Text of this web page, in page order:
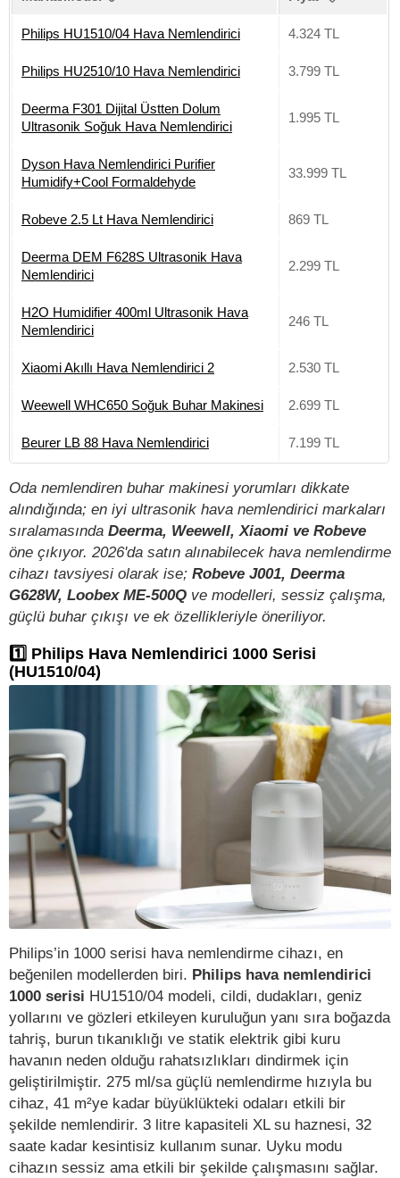
Philips HU1510/04 Hava Nemlendirici 4.324 TL
Philips HU2510/10 Hava Nemlendirici 3.799 TL
Deerma F301 Dijital Üstten Dolum
Ultrasonik Soğuk Hava Nemlendirici
1.995 TL
Dyson Hava Nemlendirici Purifier
Humidify+Cool Formaldehyde
33.999 TL
Robeve 2.5 Lt Hava Nemlendirici 869 TL
Deerma DEM F628S Ultrasonik Hava
Nemlendirici
2.299 TL
H2O Humidifier 400ml Ultrasonik Hava
Nemlendirici
246 TL
Xiaomi Akıllı Hava Nemlendirici 2 2.530 TL
Weewell WHC650 Soğuk Buhar Makinesi 2.699 TL
Beurer LB 88 Hava Nemlendirici 7.199 TL
Oda nemlendiren buhar makinesi yorumları dikkate
alındığında; en iyi ultrasonik hava nemlendirici markaları
sıralamasında Deerma, Weewell, Xiaomi ve Robeve
öne çıkıyor. 2026'da satın alınabilecek hava nemlendirme
cihazı tavsiyesi olarak ise; Robeve J001, Deerma
G628W, Loobex ME-500Q ve modelleri, sessiz çalışma,
güçlü buhar çıkışı ve ek özellikleriyle öneriliyor.
1️⃣ Philips Hava Nemlendirici 1000 Serisi
(HU1510/04)
Philips’in 1000 serisi hava nemlendirme cihazı, en
beğenilen modellerden biri. Philips hava nemlendirici
1000 serisi HU1510/04 modeli, cildi, dudakları, geniz
yollarını ve gözleri etkileyen kuruluğun yanı sıra boğazda
tahriş, burun tıkanıklığı ve statik elektrik gibi kuru
havanın neden olduğu rahatsızlıkları dindirmek için
geliştirilmiştir. 275 ml/sa güçlü nemlendirme hızıyla bu
cihaz, 41 m²ye kadar büyüklükteki odaları etkili bir
şekilde nemlendirir. 3 litre kapasiteli XL su haznesi, 32
saate kadar kesintisiz kullanım sunar. Uyku modu
cihazın sessiz ama etkili bir şekilde çalışmasını sağlar.